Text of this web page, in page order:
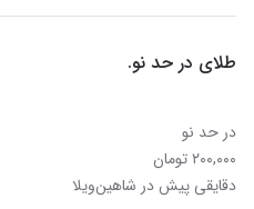
طلای در حد نو.
در حد نو
۲۰۰,۰۰۰ تومان
دقایقی پیش در شاهین‌ویلا